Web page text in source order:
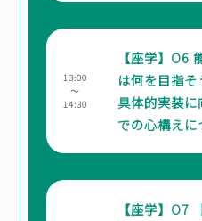
13:00
～
14:30
【座学】O6
は何を目指
具体的実装
での心構えに
【座学】O7